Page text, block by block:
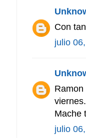
Con
julio
viernes.
Mache
julio